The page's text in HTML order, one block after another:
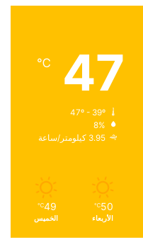
47
℃
8%
3.95 كيلومتر/ساعة
50
℃
الأربعاء
49
℃
الخميس